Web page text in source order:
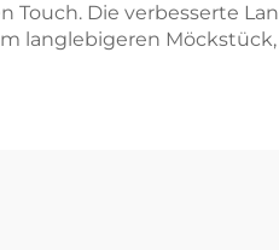
Touch. Die verbesserte
langlebigeren